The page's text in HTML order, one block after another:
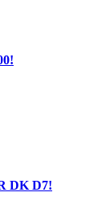
DK D7!